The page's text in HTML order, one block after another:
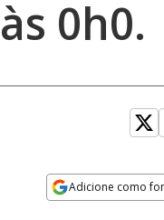
0h0.
Adicione como